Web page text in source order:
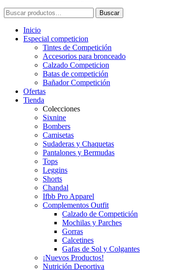
Buscar
por:
Buscar
Inicio
Especial competicion
Tintes de Competición
Accesorios para bronceado
Calzado Competicion
Batas de competición
Bañador Competición
Ofertas
Tienda
Colecciones
Sixnine
Bombers
Camisetas
Sudaderas y Chaquetas
Pantalones y Bermudas
Tops
Leggins
Shorts
Chandal
Ifbb Pro Apparel
Complementos Outfit
Calzado de Competición
Mochilas y Parches
Gorras
Calcetines
Gafas de Sol y Colgantes
¡Nuevos Productos!
Nutrición Deportiva